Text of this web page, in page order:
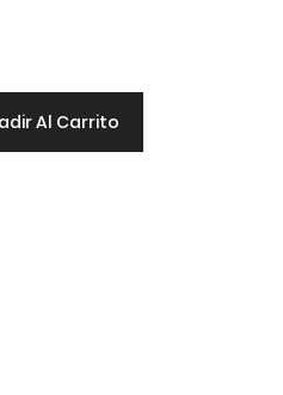
Al Carrito